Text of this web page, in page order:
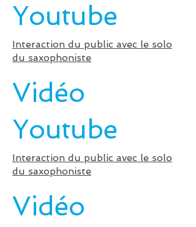
Youtube
Interaction du public avec le solo
du saxophoniste
Vidéo
Youtube
Interaction du public avec le solo
du saxophoniste
Vidéo